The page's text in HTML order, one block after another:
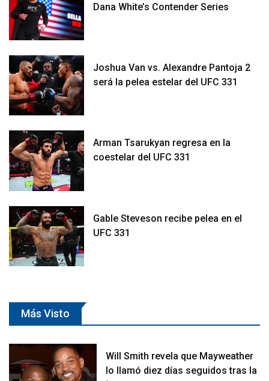
Dana White’s Contender Series
Joshua Van vs. Alexandre Pantoja 2
será la pelea estelar del UFC 331
Arman Tsarukyan regresa en la
coestelar del UFC 331
Gable Steveson recibe pelea en el
UFC 331
Más Visto
Will Smith revela que Mayweather
lo llamó diez días seguidos tras la